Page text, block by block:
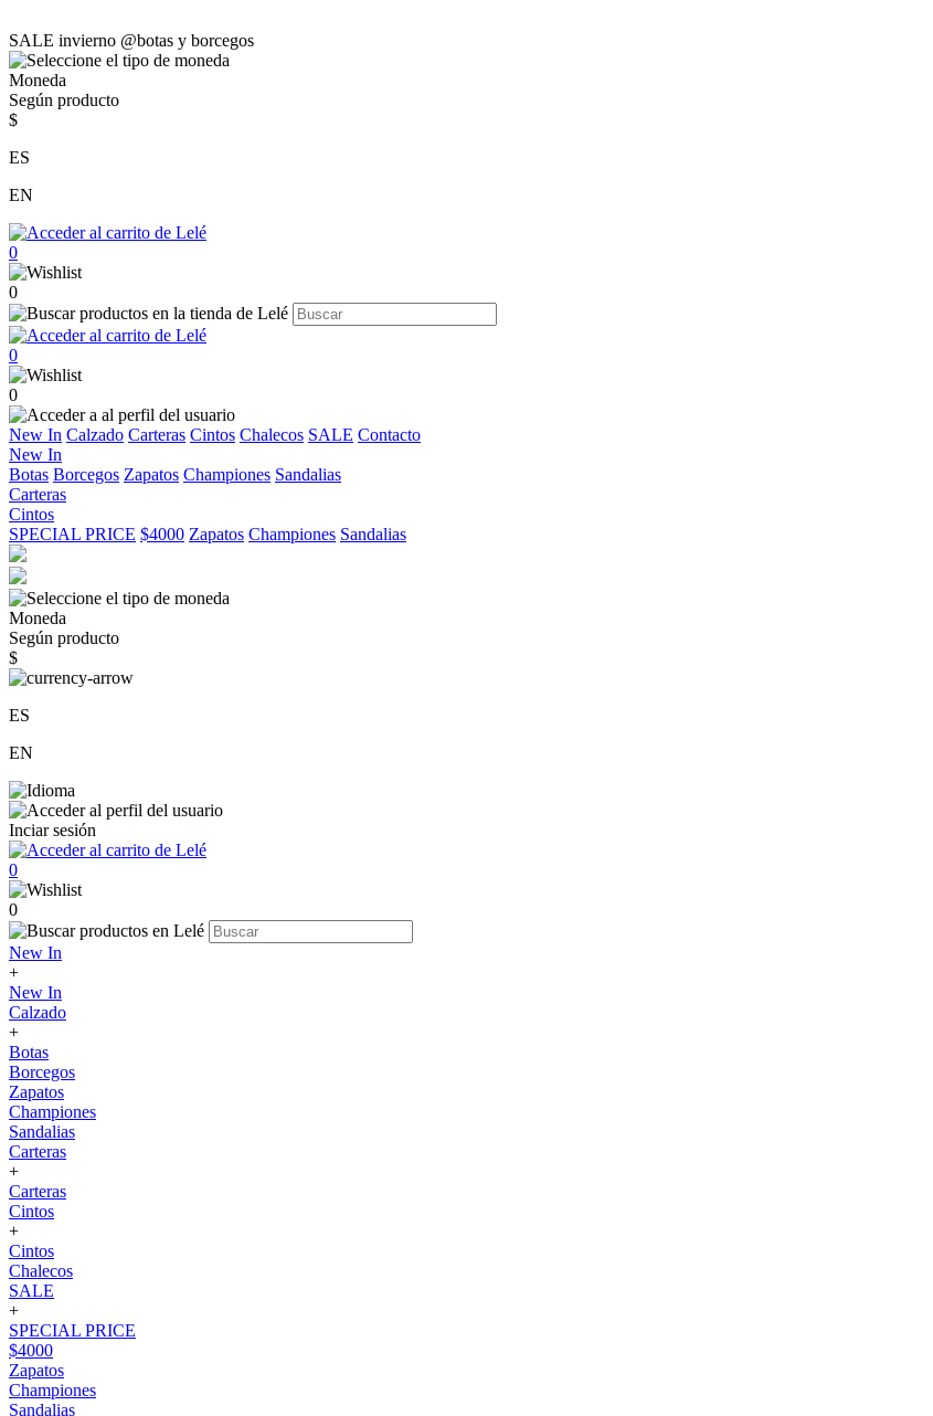
SALE invierno @botas y borcegos
Moneda
Según producto
$
ES
EN
0
0
0
0
New In Calzado Carteras Cintos Chalecos SALE Contacto
New In
Botas Borcegos Zapatos Championes Sandalias
Carteras
Cintos
SPECIAL PRICE $4000 Zapatos Championes Sandalias
Moneda
Según producto
$
ES
EN
Inciar sesión
0
0
New In
+
New In
Calzado
+
Botas
Borcegos
Zapatos
Championes
Sandalias
Carteras
+
Carteras
Cintos
+
Cintos
Chalecos
SALE
+
SPECIAL PRICE
$4000
Zapatos
Championes
Sandalias